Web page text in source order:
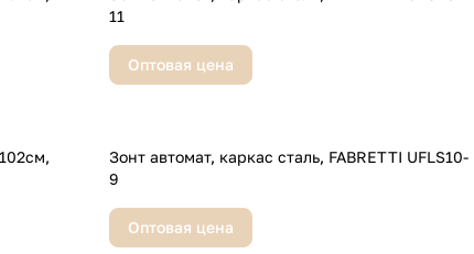
11
Оптовая цена
Зонт автомат, каркас сталь, FABRETTI UFLS10-
9
Оптовая цена